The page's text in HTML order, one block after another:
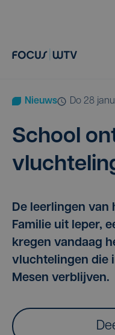
Nieuws do 28
School
De leerlingen van
Familie uit Ieper,
kregen vandaag
vluchtelingen die
Mesen verblijven.